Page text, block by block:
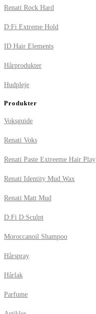
Renati Rock Hard
D:Fi Extreme Hold
ID Hair Elements
Hårprodukter
Hudpleje
Produkter
Voksguide
Renati Voks
Renati Paste Extreeme Hair Play
Renati Identity Mud Wax
Renati Matt Mud
D:Fi D:Sculpt
Moroccanoil Shampoo
Hårspray
Hårlak
Parfume